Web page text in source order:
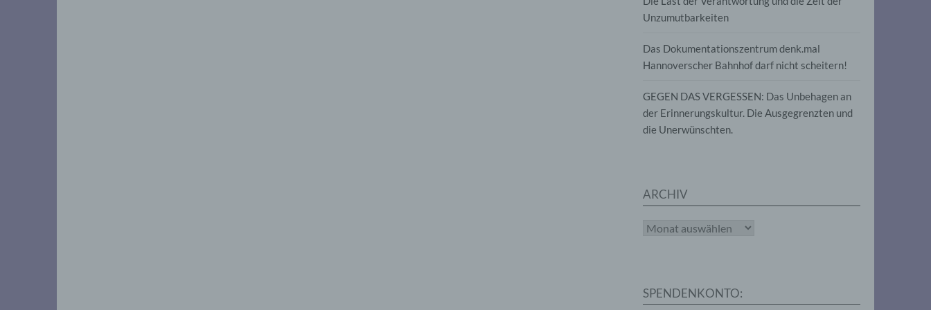
Unzumutbarkeiten
Das Dokumentationszentrum denk.mal
Hannoverscher Bahnhof darf nicht scheitern!
GEGEN DAS VERGESSEN: Das Unbehagen an
der Erinnerungskultur. Die Ausgegrenzten und
die Unerwünschten.
ARCHIV
Archiv
SPENDENKONTO:
persönliche Aspekte, die sich auf eine natürliche Person beziehen,
zu bewerten, insbesondere, um Aspekte bezüglich Arbeitsleistung,